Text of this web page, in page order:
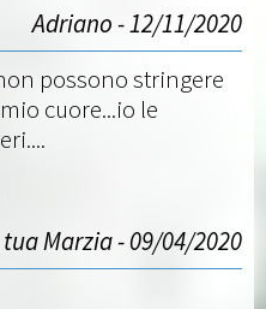
Adriano - 12/11/2020
possono stringere
cuore...io le
Marzia - 09/04/2020